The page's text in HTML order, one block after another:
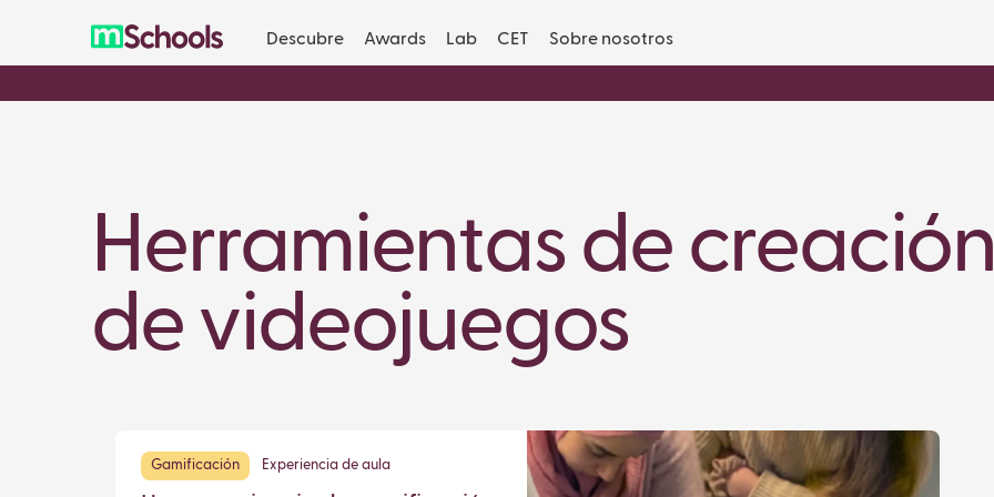
Descubre Awards Lab CET Sobre nosotros
Herramientas de creación
de videojuegos
Gamificación Experiencia de aula